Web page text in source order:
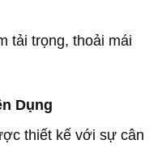
tải trọng, thoải mái
Dụng
thiết kế với sự cân